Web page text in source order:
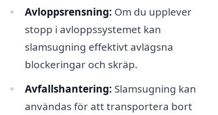
Avloppsrensning: Om du upplever
stopp i avloppssystemet kan
slamsugning effektivt avlägsna
blockeringar och skräp.
Avfallshantering: Slamsugning kan
användas för att transportera bort